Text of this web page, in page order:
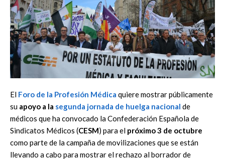
El Foro de la Profesión Médica quiere mostrar públicamente
su apoyo a la segunda jornada de huelga nacional de
médicos que ha convocado la Confederación Española de
Sindicatos Médicos (CESM) para el próximo 3 de octubre
como parte de la campaña de movilizaciones que se están
llevando a cabo para mostrar el rechazo al borrador de